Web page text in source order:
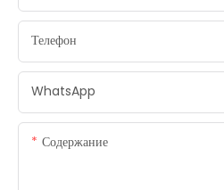
Телефон
WhatsApp
Содержание